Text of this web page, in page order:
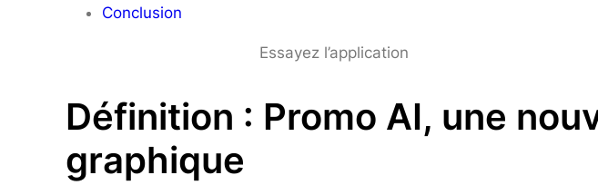
Conclusion
Essayez l’application
Définition : Promo AI, une
graphique